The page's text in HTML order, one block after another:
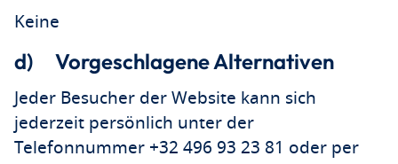
Keine
d) Vorgeschlagene Alternativen
Jeder Besucher der Website kann sich
jederzeit persönlich unter der
Telefonnummer +32 496 93 23 81 oder per